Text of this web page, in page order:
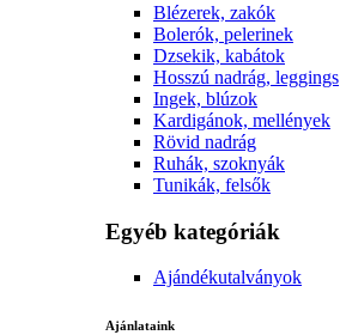
Blézerek, zakók
Bolerók, pelerinek
Dzsekik, kabátok
Hosszú nadrág, leggings
Ingek, blúzok
Kardigánok, mellények
Rövid nadrág
Ruhák, szoknyák
Tunikák, felsők
Egyéb kategóriák
Ajándékutalványok
Ajánlataink